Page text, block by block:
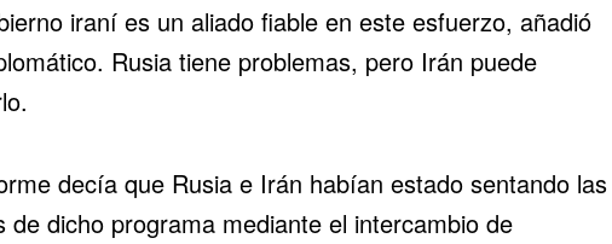
iraní es un aliado fiable en este esfuerzo, añadió
Rusia tiene problemas, pero Irán puede
decía que Rusia e Irán habían estado sentando las
de dicho programa mediante el intercambio de